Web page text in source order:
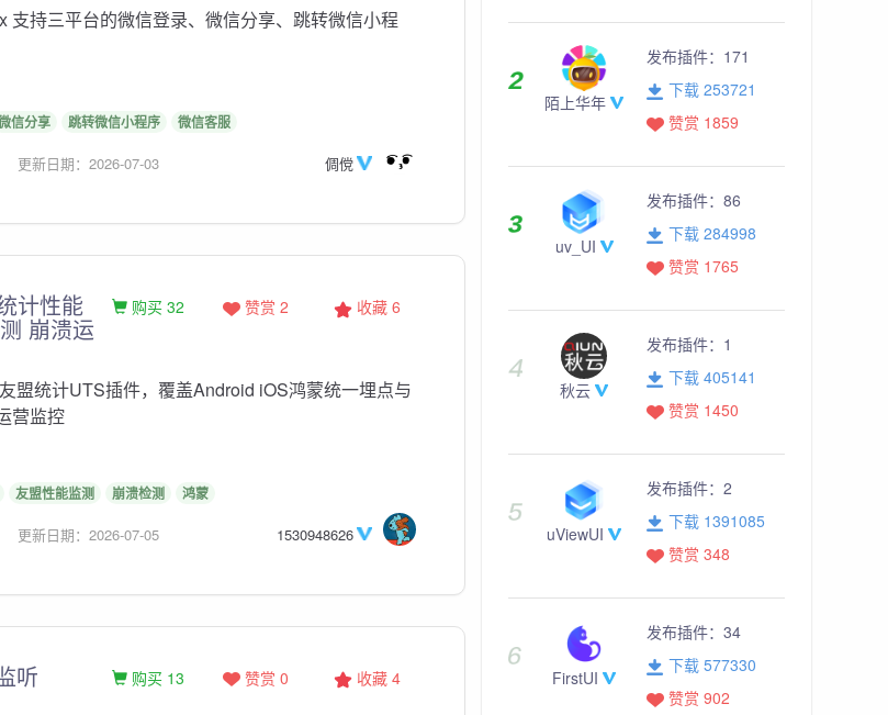
支持三平台的微信登录、微信分享、跳转微信小程
信分享 跳转微信小程序 微信客服
更新日期：2026-07-03 倜傥
计性能
崩溃运
收藏 6
赞赏 2
购买 32
盟统计UTS插件，覆盖Android iOS鸿蒙统一埋点与
营监控
友盟性能监测 崩溃检测 鸿蒙
更新日期：2026-07-05 1530948626
听 收藏 4
赞赏 0
购买 13
陌上华年
发布插件： 171
下载 253721
赞赏 1859
uv_UI
发布插件： 86
下载 284998
赞赏 1765
秋云
发布插件： 1
下载 405141
赞赏 1450
uViewUI
发布插件： 2
下载 1391085
赞赏 348
FirstUI
发布插件： 34
下载 577330
赞赏 902